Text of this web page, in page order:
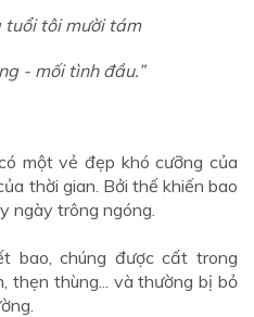
tuổi tôi mười tám
- mối tình đầu.”
một vẻ đẹp khó cưỡng của
thời gian. Bởi thế khiến bao
ngày trông ngóng.
bao, chúng được cất trong
thẹn thùng... và thường bị bỏ